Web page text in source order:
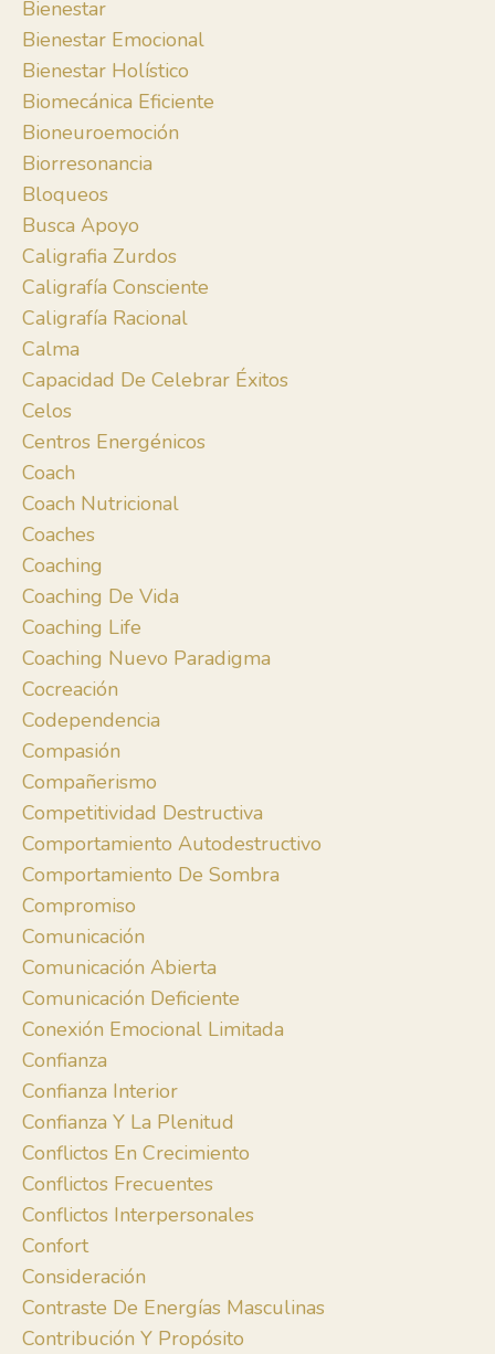
Bienestar
Bienestar Emocional
Bienestar Holístico
Biomecánica Eficiente
Bioneuroemoción
Biorresonancia
Bloqueos
Busca Apoyo
Caligrafia Zurdos
Caligrafía Consciente
Caligrafía Racional
Calma
Capacidad De Celebrar Éxitos
Celos
Centros Energénicos
Coach
Coach Nutricional
Coaches
Coaching
Coaching De Vida
Coaching Life
Coaching Nuevo Paradigma
Cocreación
Codependencia
Compasión
Compañerismo
Competitividad Destructiva
Comportamiento Autodestructivo
Comportamiento De Sombra
Compromiso
Comunicación
Comunicación Abierta
Comunicación Deficiente
Conexión Emocional Limitada
Confianza
Confianza Interior
Confianza Y La Plenitud
Conflictos En Crecimiento
Conflictos Frecuentes
Conflictos Interpersonales
Confort
Consideración
Contraste De Energías Masculinas
Contribución Y Propósito